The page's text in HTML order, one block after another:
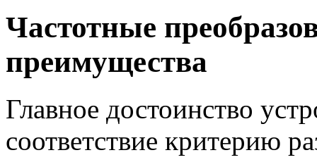
Частотные
преимущества
Главное достоинство
соответствие критерию